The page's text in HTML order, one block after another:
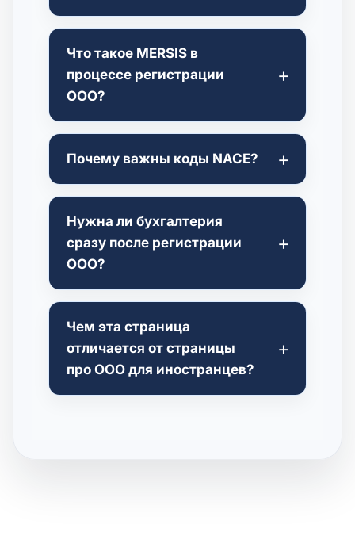
Что такое MERSIS в
процессе регистрации
ООО?
Почему важны коды NACE?
Нужна ли бухгалтерия
сразу после регистрации
ООО?
Чем эта страница
отличается от страницы
про ООО для иностранцев?